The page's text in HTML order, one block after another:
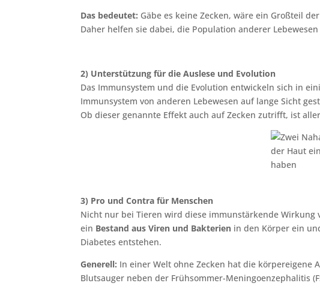
Das bedeutet: Gäbe es keine Zecken, wäre ein Großteil
Daher helfen sie dabei, die Population anderer
2) Unterstützung für die Auslese und Evolution
Das Immunsystem und die Evolution entwickeln sich in
Immunsystem von anderen Lebewesen auf lange Sicht
Ob dieser genannte Effekt auch auf Zecken zutrifft, ist
3) Pro und Contra für Menschen
Nicht nur bei Tieren wird diese immunstärkende
ein Bestand aus Viren und Bakterien in den Körper ein
Diabetes entstehen.
Generell: In einer Welt ohne Zecken hat die
Blutsauger neben der Frühsommer-Meningoenzephalitis